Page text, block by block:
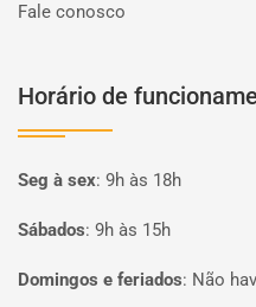
Fale conosco
Horário de
Seg à sex: 9h às 18h
Sábados: 9h às 15h
Domingos e feriados: Não